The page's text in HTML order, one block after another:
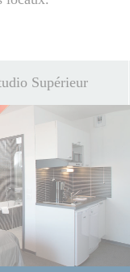
Supérieur